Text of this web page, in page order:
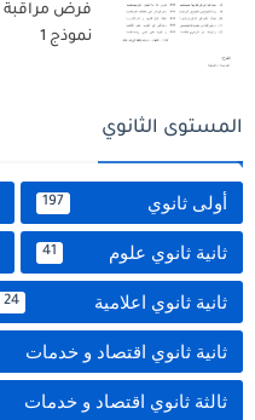
نموذج 1
المستوى الثانوي
أولى ثانوي 197
ثانية ثانوي علوم 41
ثانية ثانوي اعلامية 24
ثانية ثانوي اقتصاد و خدمات
ثالثة ثانوي اقتصاد و خدمات